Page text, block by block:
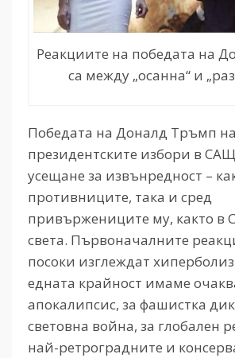
Реакциите на победата на
са между „осанна“ и
Победата на Доналд Тръмп на
президентските избори в
усещане за извънредност –
противниците, така и сред
привържениците му, както в
света. Първоначалните
посоки изглеждат
едната крайност имаме
апокалипсис, за фашистка
световна война, за глобален
най-ретроградните и